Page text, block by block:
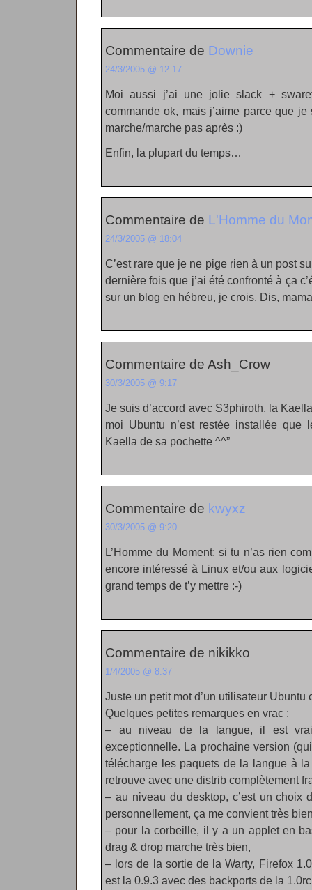
Commentaire de Downie
24/3/2005 @ 12:17
Moi aussi j’ai une jolie slack +
commande ok, mais j’aime parce que
marche/marche pas après :)
Enfin, la plupart du temps…
Commentaire de L'Homme du
24/3/2005 @ 18:04
C’est rare que je ne pige rien à un post
dernière fois que j’ai été confronté à ça
sur un blog en hébreu, je crois. Dis,
Commentaire de Ash_Crow
30/3/2005 @ 9:17
Je suis d’accord avec S3phiroth, la
moi Ubuntu n’est restée installée
Kaella de sa pochette ^^”
Commentaire de kwyxz
30/3/2005 @ 9:20
L’Homme du Moment: si tu n’as rien
encore intéressé à Linux et/ou aux
grand temps de t’y mettre :-)
Commentaire de nikikko
1/4/2005 @ 8:37
Juste un petit mot d’un utilisateur Ubuntu
Quelques petites remarques en vrac :
– au niveau de la langue, il est
exceptionnelle. La prochaine version
télécharge les paquets de la langue à
retrouve avec une distrib complètement
– au niveau du desktop, c’est un choix
personnellement, ça me convient très
– pour la corbeille, il y a un applet en
drag & drop marche très bien,
– lors de la sortie de la Warty, Firefox
est la 0.9.3 avec des backports de la